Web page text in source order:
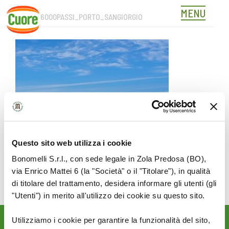
Questo sito web utilizza i cookie
Bonomelli S.r.l., con sede legale in Zola Predosa (BO),
via Enrico Mattei 6 (la "Società" o il "Titolare"), in qualità
di titolare del trattamento, desidera informare gli utenti (gli
"Utenti") in merito all'utilizzo dei cookie su questo sito.
Utilizziamo i cookie per garantire la funzionalità del sito,
Skip
content
MENU
COVER_6000PASSI_PORTO_SANGIORGIO